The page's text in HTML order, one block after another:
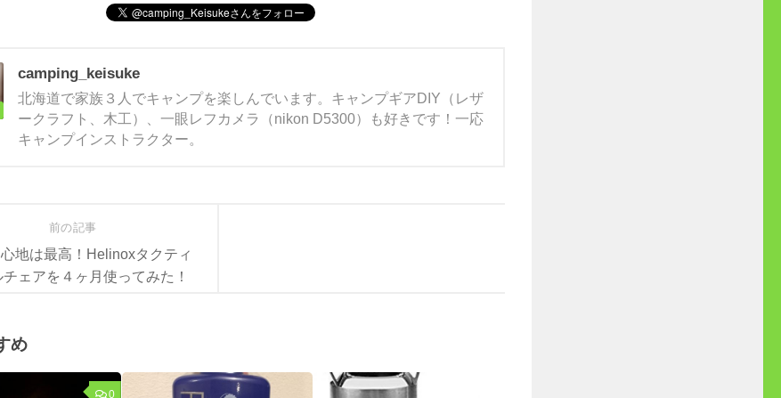
camping_keisuke
北海道で家族３人でキャンプを楽しんでいます。キャンプギアDIY（レザ
ークラフト、木工）、一眼レフカメラ（nikon D5300）も好きです！一応
キャンプインストラクター。
前の記事
地は最高！Helinoxタクティ
チェアを４ヶ月使ってみた！
め
0